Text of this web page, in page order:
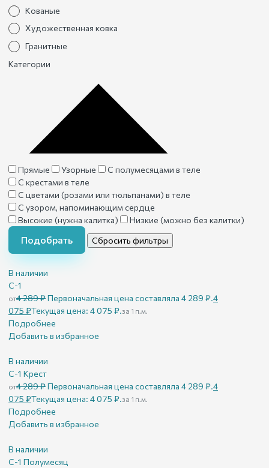
Кованые
Художественная ковка
Гранитные
Категории
Прямые Узорные
С полумесяцами в теле
С крестами в теле
С цветами (розами или тюльпанами) в теле
С узором, напоминающим сердце
Высокие (нужна калитка)
Низкие (можно без калитки)
Подобрать Сбросить фильтры
В наличии
С-1
от4 289₽Первоначальная цена составляла 4 289 ₽.4
075 ₽Текущая цена: 4 075 ₽.за 1 п.м.
Подробнее
Добавить в избранное
В наличии
С-1 Крест
от4 289₽Первоначальная цена составляла 4 289 ₽.4
075 ₽Текущая цена: 4 075 ₽.за 1 п.м.
Подробнее
Добавить в избранное
В наличии
С-1 Полумесяц